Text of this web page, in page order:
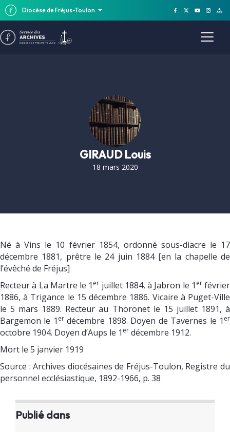
Diocèse de Fréjus-Toulon
GIRAUD Louis
18 mars 2020
Né à Vins le 10 février 1854, ordonné sous-diacre le 17
décembre 1881, prêtre le 24 juin 1884 [en la chapelle de
l’évêché de Fréjus]
Recteur à La Martre le 1 er juillet 1884, à Jabron le 1 erfévrier
1886, à Trigance le 15 décembre 1886. Vicaire à Puget-Ville
le 5 mars 1889. Recteur au Thoronet le 15 juillet 1891, à
Bargemon le 1 erdécembre 1898. Doyen de Tavernes le 1 er
octobre 1904. Doyen d’Aups le 1 er décembre 1912.
Mort le 5 janvier 1919
Source : Archives diocésaines de Fréjus-Toulon, Registre du
personnel ecclésiastique, 1892-1966, p. 38
Publié dans